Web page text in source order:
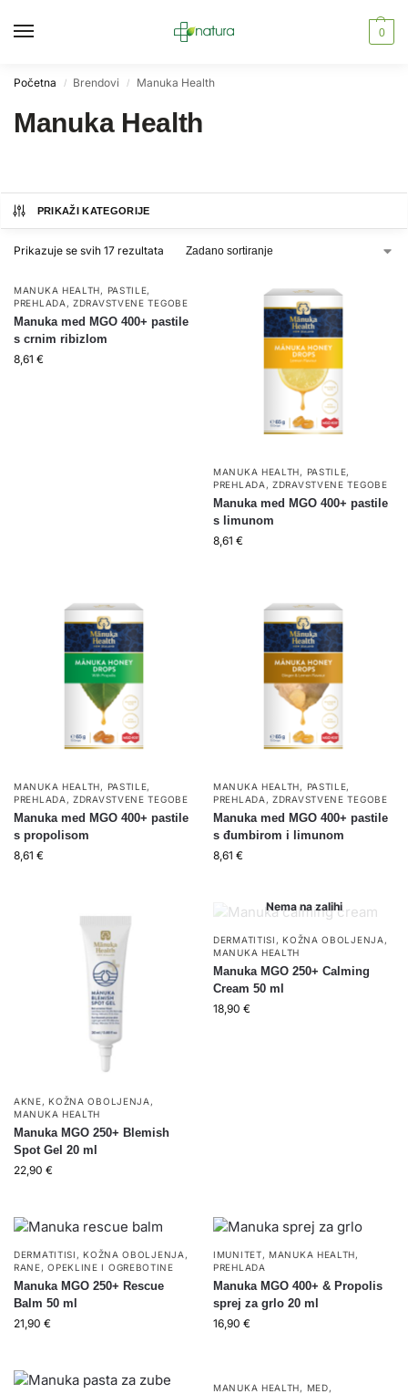
0
Početna / Brendovi / Manuka Health
Manuka Health
PRIKAŽI KATEGORIJE
Prikazuje se svih 17 rezultata
MANUKA HEALTH, PASTILE,
PREHLADA ,ZDRAVSTVENE TEGOBE
Manuka med MGO 400+ pastile
s crnim ribizlom
8,61 €
MANUKA HEALTH, PASTILE,
PREHLADA ,ZDRAVSTVENE TEGOBE
Manuka med MGO 400+ pastile
s limunom
8,61 €
MANUKA HEALTH, PASTILE,
PREHLADA ,ZDRAVSTVENE TEGOBE
Manuka med MGO 400+ pastile
s propolisom
8,61 €
MANUKA HEALTH, PASTILE,
PREHLADA ,ZDRAVSTVENE TEGOBE
Manuka med MGO 400+ pastile
s đumbirom i limunom
8,61 €
AKNE,KOŽNA OBOLJENJA ,
MANUKA HEALTH
Manuka MGO 250+ Blemish
Spot Gel 20 ml
22,90 €
Nema na zalihi
DERMATITISI ,KOŽNA OBOLJENJA ,
MANUKA HEALTH
Manuka MGO 250+ Calming
Cream 50 ml
18,90 €
DERMATITISI ,KOŽNA OBOLJENJA ,
RANE, OPEKLINE I OGREBOTINE
Manuka MGO 250+ Rescue
Balm 50 ml
21,90 €
IMUNITET,MANUKA HEALTH,
PREHLADA
Manuka MGO 400+ & Propolis
sprej za grlo 20 ml
16,90 €
MANUKA HEALTH, MED,